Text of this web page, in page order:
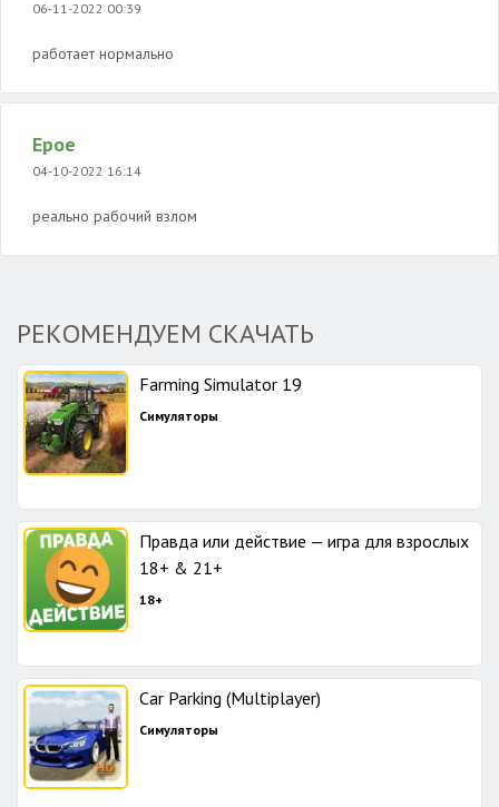
06-11-2022 00:39
работает нормально
Ерое
04-10-2022 16:14
реально рабочий взлом
РЕКОМЕНДУЕМ СКАЧАТЬ
Farming Simulator 19
Симуляторы
Правда или действие — игра для взрослых
18+ & 21+
18+
Car Parking (Multiplayer)
Симуляторы